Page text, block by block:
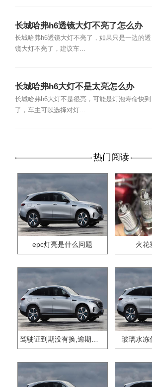
长城哈弗h6透镜大灯不亮了怎么办
长城哈弗h6透镜大灯不亮了，如果只是一边的透
镜大灯不亮了，建议车...
长城哈弗h6大灯不是太亮怎么办
长城哈弗h6大灯不是很亮，可能是灯泡寿命快到
了，车主可以选择对灯...
热门阅读
epc灯亮是什么问题 火花
玻璃水冻